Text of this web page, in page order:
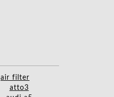
air filter
atto3